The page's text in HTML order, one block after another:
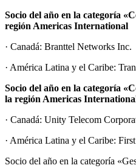
Socio del año en la categoría
región Americas International
· Canadá: Branttel Networks Inc.
· América Latina y el Caribe:
Socio del año en la categoría
la región Americas
· Canadá: Unity Telecom
· América Latina y el Caribe:
Socio del año en la categoría